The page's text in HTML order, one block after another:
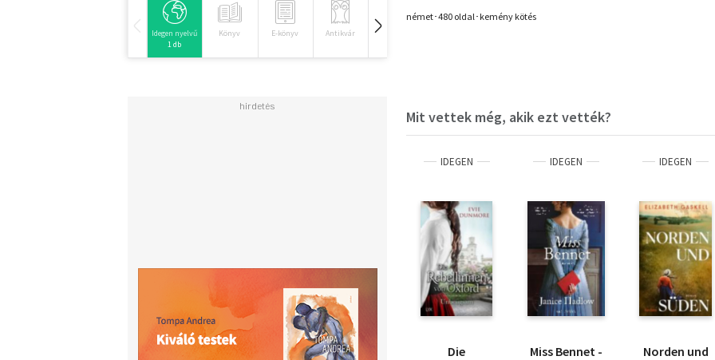
Idegen nyelvű
1 db
Könyv E-könyv Antikvár Hangoskönyv
Natur des Regimes spürt die heimgekehrte Familie mit aller
német･480 oldal･kemény kötés
Mit vettek még, akik ezt vették?
IDEGEN
Die
IDEGEN
Miss Bennet -
IDEGEN
Norden und